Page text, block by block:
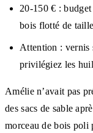
20-150 € :
bois flotté de
Attention : vernis
privilégiez les
Amélie n’avait pas
des sacs de sable
morceau de bois poli